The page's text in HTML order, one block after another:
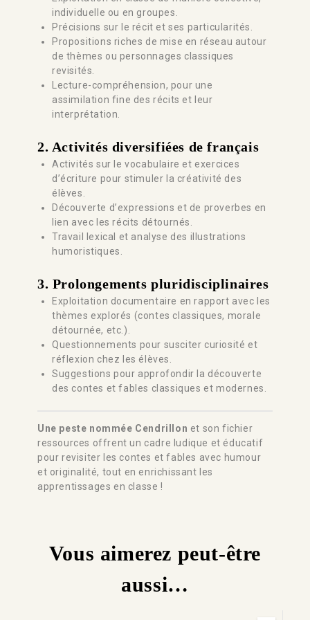
individuelle ou en groupes.
Précisions sur le récit et ses particularités.
Propositions riches de mise en réseau autour
de thèmes ou personnages classiques
revisités.
Lecture-compréhension, pour une
assimilation fine des récits et leur
interprétation.
2. Activités diversifiées de français
Activités sur le vocabulaire et exercices
d’écriture pour stimuler la créativité des
élèves.
Découverte d’expressions et de proverbes en
lien avec les récits détournés.
Travail lexical et analyse des illustrations
humoristiques.
3. Prolongements pluridisciplinaires
Exploitation documentaire en rapport avec les
thèmes explorés (contes classiques, morale
détournée, etc.).
Questionnements pour susciter curiosité et
réflexion chez les élèves.
Suggestions pour approfondir la découverte
des contes et fables classiques et modernes.
Une peste nommée Cendrillon et son fichier
ressources offrent un cadre ludique et éducatif
pour revisiter les contes et fables avec humour
et originalité, tout en enrichissant les
apprentissages en classe !
Vous aimerez peut-être
aussi…